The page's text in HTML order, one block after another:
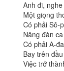
Anh đi,
Một giọng
Có phải Sô-
Nâng đàn
Có phải A-
Bay trên
Việc trở